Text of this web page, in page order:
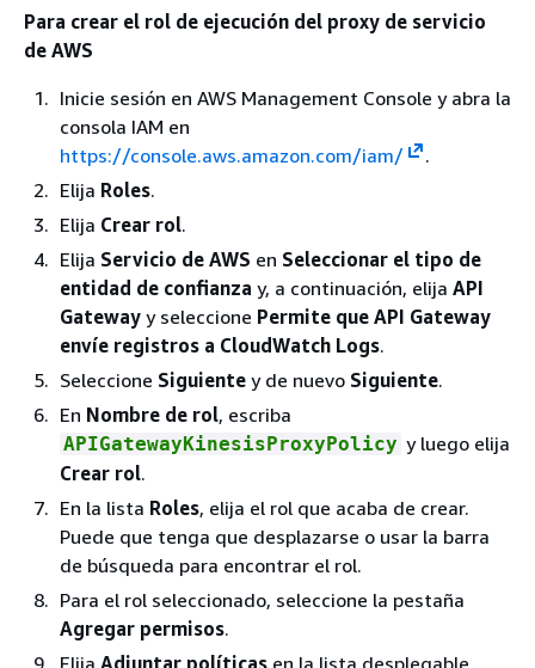
Para crear el rol de ejecución del proxy de servicio
de AWS
Inicie sesión en AWS Management Console y abra la
consola IAM en
https://console.aws.amazon.com/iam/
.
Elija Roles.
Elija Crear rol.
Elija Servicio de AWS en Seleccionar el tipo de
entidad de confianza y, a continuación, elija API
Gateway y seleccione Permite que API Gateway
envíe registros a CloudWatch Logs.
Seleccione Siguiente y de nuevo Siguiente.
En Nombre de rol, escriba
APIGatewayKinesisProxyPolicy y luego elija
Crear rol.
En la lista Roles, elija el rol que acaba de crear.
Puede que tenga que desplazarse o usar la barra
de búsqueda para encontrar el rol.
Para el rol seleccionado, seleccione la pestaña
Agregar permisos.
Elija Adjuntar políticas en la lista desplegable.